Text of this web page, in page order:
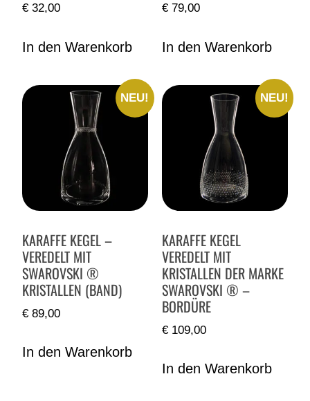
€ 32,00
In den Warenkorb
€ 79,00
In den Warenkorb
NEU!
KARAFFE KEGEL –
VEREDELT MIT
SWAROVSKI ®
KRISTALLEN (BAND)
€ 89,00
In den Warenkorb
NEU!
KARAFFE KEGEL
VEREDELT MIT
KRISTALLEN DER MARKE
SWAROVSKI ® –
BORDÜRE
€ 109,00
In den Warenkorb